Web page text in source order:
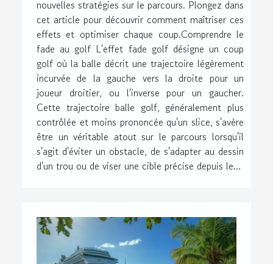
nouvelles stratégies sur le parcours. Plongez dans
cet article pour découvrir comment maîtriser ces
effets et optimiser chaque coup.Comprendre le
fade au golf L'effet fade golf désigne un coup
golf où la balle décrit une trajectoire légèrement
incurvée de la gauche vers la droite pour un
joueur droitier, ou l'inverse pour un gaucher.
Cette trajectoire balle golf, généralement plus
contrôlée et moins prononcée qu'un slice, s'avère
être un véritable atout sur le parcours lorsqu'il
s'agit d'éviter un obstacle, de s'adapter au dessin
d'un trou ou de viser une cible précise depuis le...